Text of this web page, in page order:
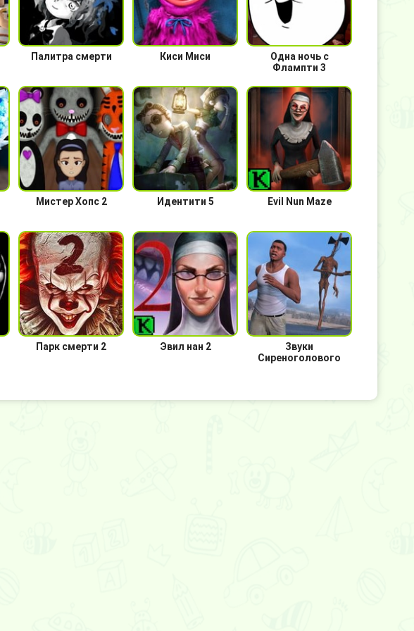
Палитра смерти Киси Миси
Одна ночь с
Флампти 3
Мистер Хопс 2 Идентити 5 Evil Nun Maze
Парк смерти 2 Эвил нан 2
Звуки
Сиреноголового